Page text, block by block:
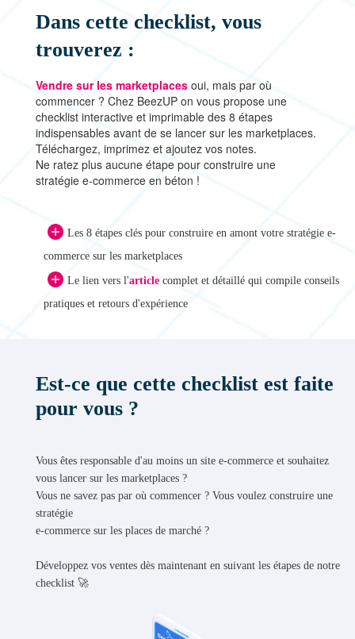
Dans cette checklist, vous
trouverez :
Vendre sur les marketplaces oui, mais par où
commencer ? Chez BeezUP on vous propose une
checklist interactive et imprimable des 8 étapes
indispensables avant de se lancer sur les marketplaces.
Téléchargez, imprimez et ajoutez vos notes.
Ne ratez plus aucune étape pour construire une
stratégie e-commerce en béton !
Les 8 étapes clés pour construire en amont votre stratégie e-
commerce sur les marketplaces
Le lien vers l'article complet et détaillé qui compile conseils
pratiques et retours d'expérience
Est-ce que cette checklist est faite
pour vous ?
Vous êtes responsable d'au moins un site e-commerce et souhaitez
vous lancer sur les marketplaces ?
Vous ne savez pas par où commencer ? Vous voulez construire une
stratégie
e-commerce sur les places de marché ?
Développez vos ventes dès maintenant en suivant les étapes de notre
checklist 🚀